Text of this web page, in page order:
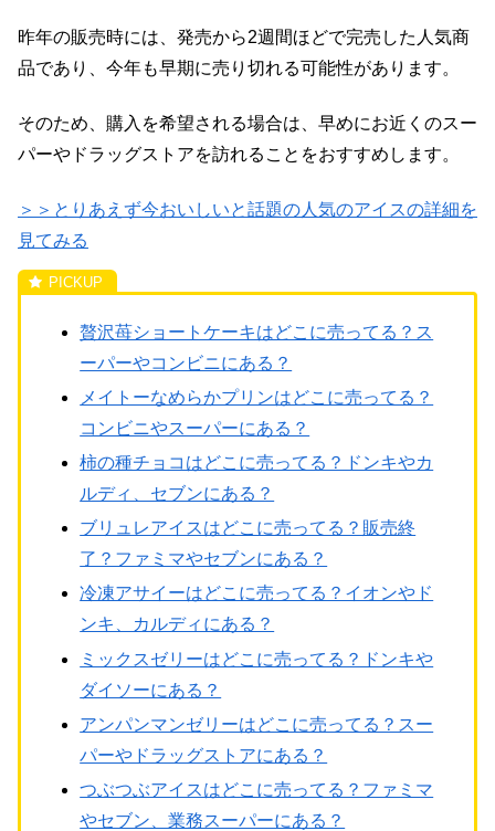
昨年の販売時には、発売から2週間ほどで完売した人気商
品であり、今年も早期に売り切れる可能性があります。
そのため、購入を希望される場合は、早めにお近くのスー
パーやドラッグストアを訪れることをおすすめします。
＞＞とりあえず今おいしいと話題の人気のアイスの詳細を
見てみる
贅沢苺ショートケーキはどこに売ってる？ス
ーパーやコンビニにある？
メイトーなめらかプリンはどこに売ってる？
コンビニやスーパーにある？
柿の種チョコはどこに売ってる？ドンキやカ
ルディ、セブンにある？
ブリュレアイスはどこに売ってる？販売終
了？ファミマやセブンにある？
冷凍アサイーはどこに売ってる？イオンやド
ンキ、カルディにある？
ミックスゼリーはどこに売ってる？ドンキや
ダイソーにある？
アンパンマンゼリーはどこに売ってる？スー
パーやドラッグストアにある？
つぶつぶアイスはどこに売ってる？ファミマ
やセブン、業務スーパーにある？